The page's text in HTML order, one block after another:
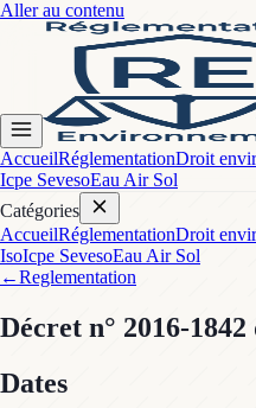
Aller au contenu
AccueilRéglementationDroit
Icpe SevesoEau Air Sol
Catégories
AccueilRéglementationDroit
IsoIcpe SevesoEau Air Sol
←Reglementation
Décret n° 2016-1842
Dates